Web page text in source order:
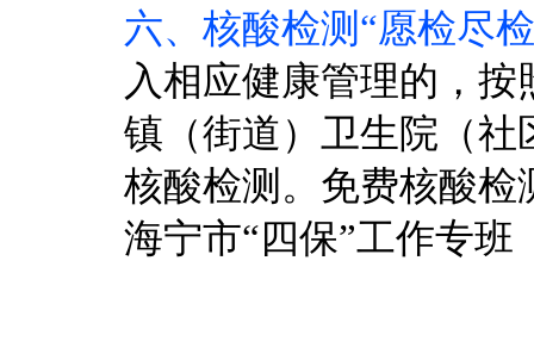
六、核酸检测“愿检尽
入相应健康管理的，按
镇（街道）卫生院（
核酸检测。免费核酸检
海宁市“四保”工作专班